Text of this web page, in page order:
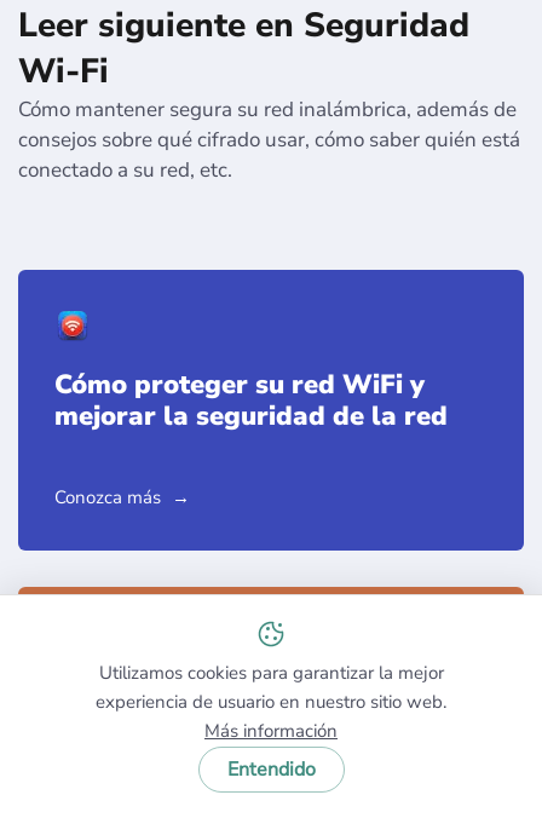
Leer siguiente en Seguridad
Wi-Fi
Cómo mantener segura su red inalámbrica, además de
consejos sobre qué cifrado usar, cómo saber quién está
conectado a su red, etc.
Cómo proteger su red WiFi y
mejorar la seguridad de la red
Conozca más
Las 8 mejores maneras de parar
a un hacker de WiFi
Utilizamos cookies para garantizar la mejor
experiencia de usuario en nuestro sitio web.
Más información
Entendido